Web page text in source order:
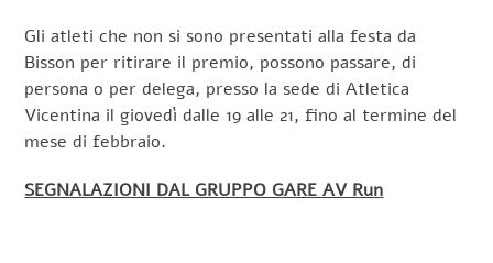
Gli atleti che non si sono presentati alla festa da
Bisson per ritirare il premio, possono passare, di
persona o per delega, presso la sede di Atletica
Vicentina il giovedì dalle 19 alle 21, fino al termine del
mese di febbraio.
SEGNALAZIONI DAL GRUPPO GARE AV Run